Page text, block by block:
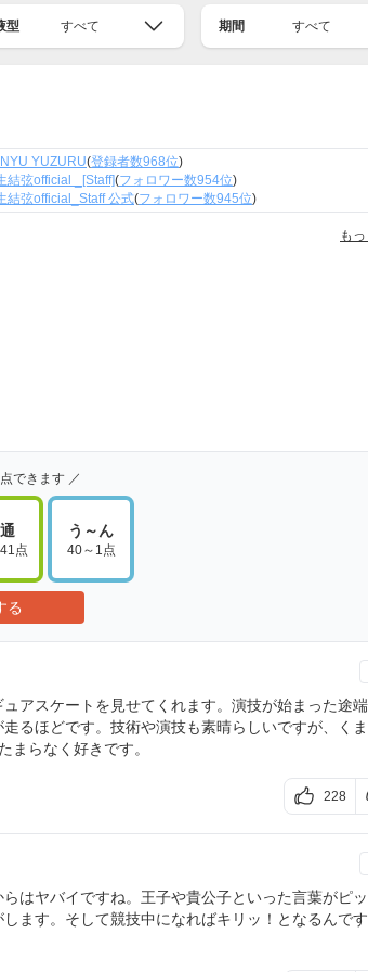
型 すべて 期間 すべて
YUZURU(登録者数968位)
結弦official _[Staff](フォロワー数954位)
結弦official_Staff 公式(フォロワー数945位)
も
できます ／
点
う～ん
40～1点
る
アスケートを見せてくれます。演技が始まった途
るほどです。技術や演技も素晴らしいですが、く
まらなく好きです。
228
はヤバイですね。王子や貴公子といった言葉がピ
ます。そして競技中になればキリッ！となるんで